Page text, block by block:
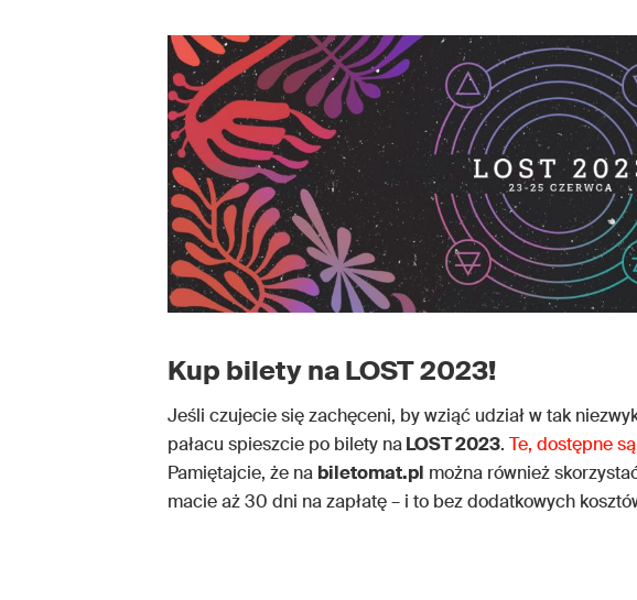
Kup bilety na LOST 2023!
Jeśli czujecie się zachęceni, by wziąć udział w tak
pałacu spieszcie po bilety naLOST 2023. Te, dostępne
Pamiętajcie, że na biletomat.pl można również
macie aż 30 dni na zapłatę – i to bez dodatkowych